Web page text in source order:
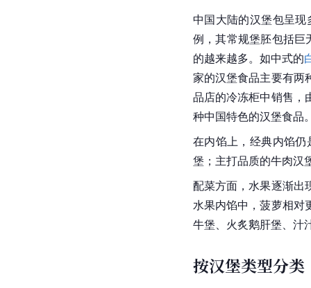
中国大陆的汉堡包呈
例，其常规堡胚包括
的越来越多。如中式的
家的汉堡食品主要有两
品店的冷冻柜中销售，
种中国特色的汉堡食品
在内馅上，经典内馅
堡；主打品质的牛肉汉
配菜方面，水果逐渐出
水果内馅中，菠萝相对
牛堡、火炙鹅肝堡、汁
按汉堡类型分类